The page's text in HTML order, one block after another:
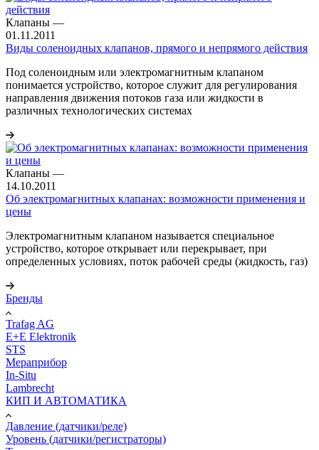
Клапаны —
01.11.2011
Виды соленоидных клапанов, прямого и непрямого действия
Под соленоидным или электромагнитным клапаном
понимается устройство, которое служит для регулирования
направления движения потоков газа или жидкости в
различных технологических системах
Клапаны —
14.10.2011
Об электромагнитных клапанах: возможности применения и
цены
Электромагнитным клапаном называется специальное
устройство, которое открывает или перекрывает, при
определенных условиях, поток рабочей среды (жидкость, газ)
Бренды
Trafag AG
E+E Elektronik
STS
Мераприбор
In-Situ
Lambrecht
КИП И АВТОМАТИКА
Давление (датчики/реле)
Уровень (датчики/регистраторы)